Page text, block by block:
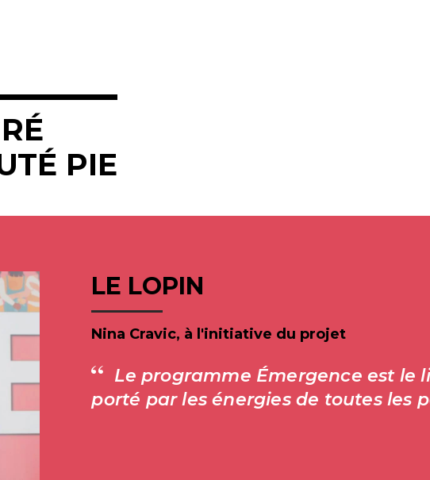
PIE
LE LOPIN
Nina Cravic, à l'initiative du projet
Le programme Émergence est le
porté par les énergies de toutes les